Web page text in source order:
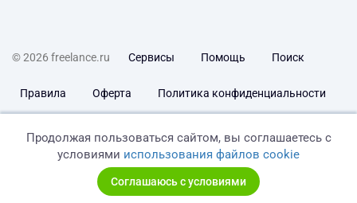
© 2026 freelance.ru Сервисы Помощь Поиск
Правила Оферта Политика конфиденциальности
Продолжая пользоваться сайтом, вы соглашаетесь с
условиями использования файлов cookie
Соглашаюсь с условиями